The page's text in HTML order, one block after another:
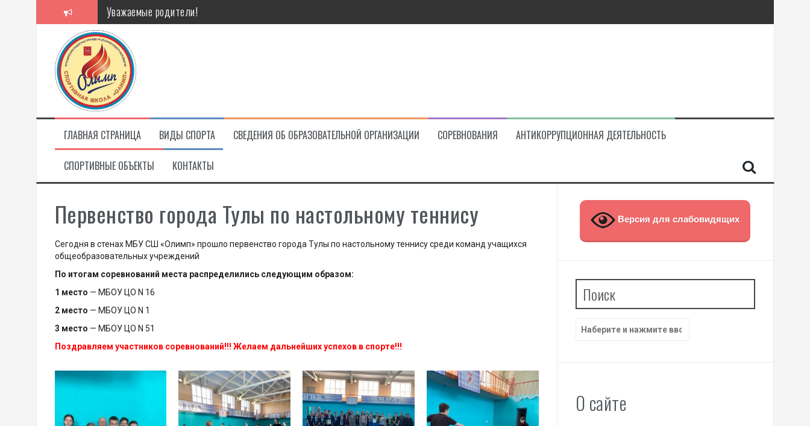
Уважаемые родители!
Алкоголь — путь в никуда
Решение спора без суда
Проголосуй за объекты благоустройства!
ГЛАВНАЯ СТРАНИЦА ВИДЫ СПОРТА СВЕДЕНИЯ ОБ ОБРАЗОВАТЕЛЬНОЙ ОРГАНИЗАЦИИ СОРЕВНОВАНИЯ АНТИКОРРУПЦИОННАЯ ДЕЯТЕЛЬНОСТЬ
СПОРТИВНЫЕ ОБЪЕКТЫ КОНТАКТЫ
Первенство города Тулы по настольному теннису
Сегодня в стенах МБУ СШ «Олимп» прошло первенство города Тулы по настольному теннису среди команд учащихся
общеобразовательных учреждений
По итогам соревнований места распределились следующим образом:
1 место — МБОУ ЦО N 16
2 место — МБОУ ЦО N 1
3 место — МБОУ ЦО N 51
Поздравляем участников соревнований!!! Желаем дальнейших успехов в спорте!!!
Версия для слабовидящих
Поиск
Найти:
О сайте